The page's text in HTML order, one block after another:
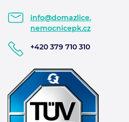
info@domazlice.
nemocnicepk.cz
+420 379 710 310